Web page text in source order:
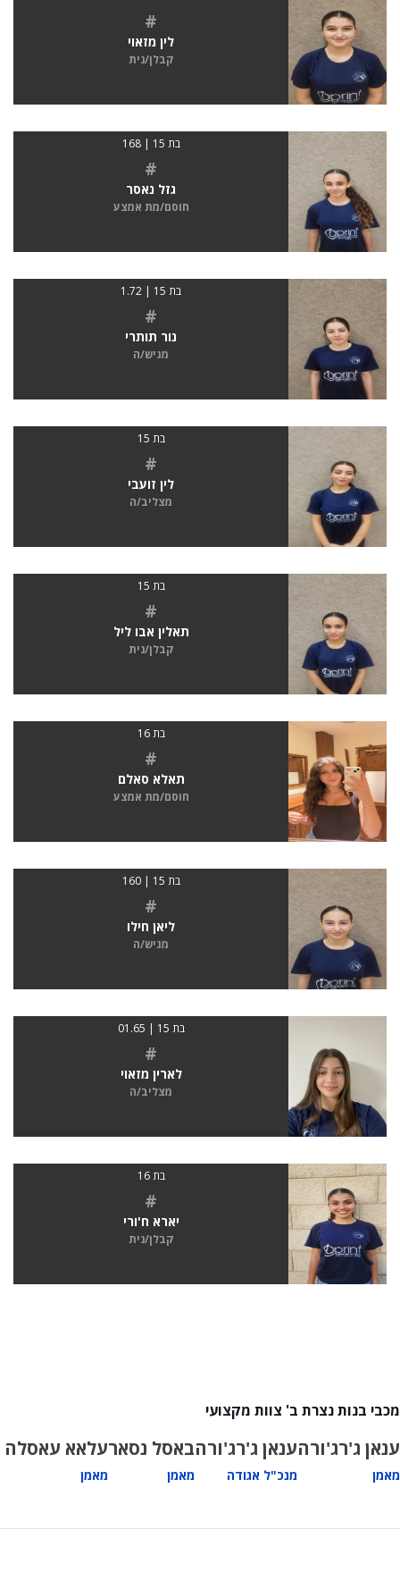
#
לין מזאוי
קבלן/נית
בת 15 | 168
#
גזל נאסר
חוסם/מת אמצע
בת 15 | 1.72
#
נור תותרי
מגיש/ה
בת 15
#
לין זועבי
מצליב/ה
בת 15
#
תאלין אבו ליל
קבלן/נית
בת 16
#
תאלא סאלם
חוסם/מת אמצע
בת 15 | 160
#
ליאן חילו
מגיש/ה
בת 15 | 01.65
#
לארין מזאוי
מצליב/ה
בת 16
#
יארא ח'ורי
קבלן/נית
מכבי בנות נצרת ב' צוות מקצועי
ענאן ג'רג'ורה
מאמן
ענאן ג'רג'ורה
מנכ"ל אגודה
באסל נסאר
מאמן
עלאא עאסלה
מאמן